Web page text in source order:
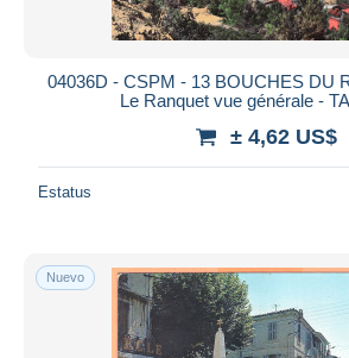
04036D - CSPM - 13 BOUCHES DU
Le Ranquet vue générale -
± 4,62 US$
Estatus
Nuevo